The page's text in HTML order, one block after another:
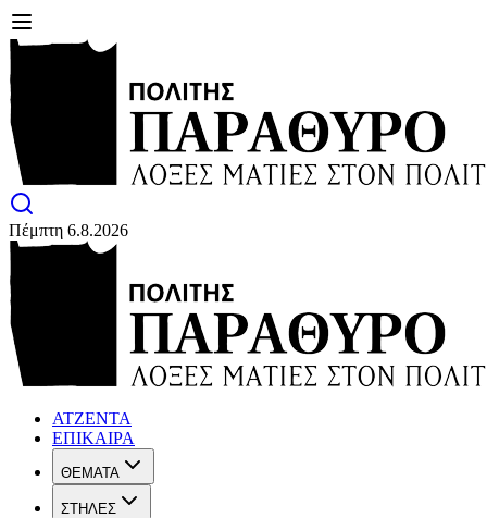
Πέμπτη 6.8.2026
ΑΤΖΕΝΤΑ
ΕΠΙΚΑΙΡΑ
ΘΕΜΑΤΑ
ΣΤΗΛΕΣ